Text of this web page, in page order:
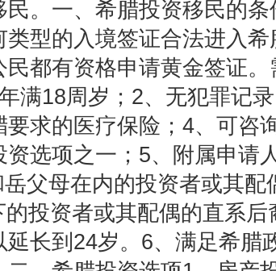
。一、希腊投资移民的条
型的入境签证合法进入希
都有资格申请黄金签证。
满18周岁；2、无犯罪记
求的医疗保险；4、可咨
选项之一；5、附属申请
父母在内的投资者或其配
投资者或其配偶的直系后
长到24岁。6、满足希腊